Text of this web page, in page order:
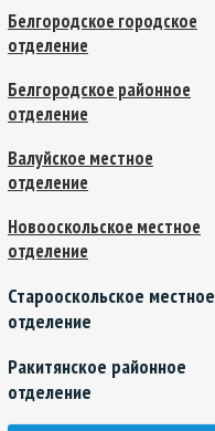
Белгородское городское
отделение
Белгородское районное
отделение
Валуйское местное
отделение
Новооскольское местное
отделение
Старооскольское местное
отделение
Ракитянское районное
отделение